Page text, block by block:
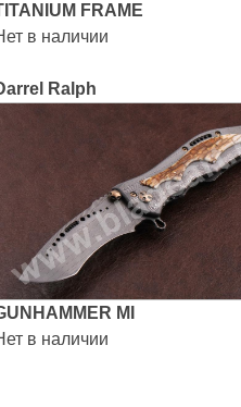
FRAME
в наличии
Ralph
MI
в наличии